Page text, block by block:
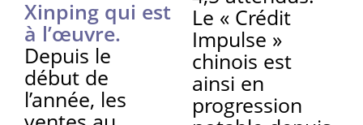
Xinping qui est
à l’œuvre.
Depuis le
début de
l’année, les
Le « Crédit
Impulse »
chinois est
ainsi en
progression